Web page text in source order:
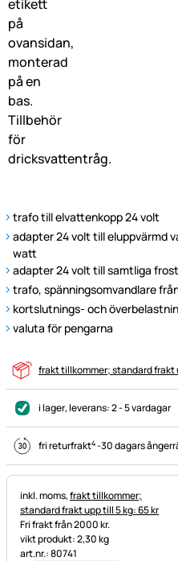
trafo till elvattenkopp 24 volt
adapter 24 volt till eluppvärmd
watt
adapter 24 volt till samtliga
trafo, spänningsomvandlare
kortslutnings- och
valuta för pengarna
frakt tillkommer; standard frakt
i lager, leverans:2 - 5 vardagar
fri returfrakt4-30 dagars
Skatteinformation:
inkl. moms,frakt tillkommer;
standard frakt upp till 5 kg: 65 kr
Fri frakt från 2000 kr.
vikt produkt: 2,30 kg
art.nr.: 80741